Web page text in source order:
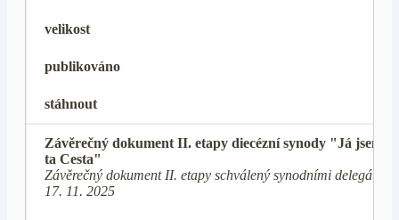
velikost
publikováno
stáhnout
Závěrečný dokument II. etapy diecézní synody "Já jsem
ta Cesta"
Závěrečný dokument II. etapy schválený synodními delegáty
17. 11. 2025